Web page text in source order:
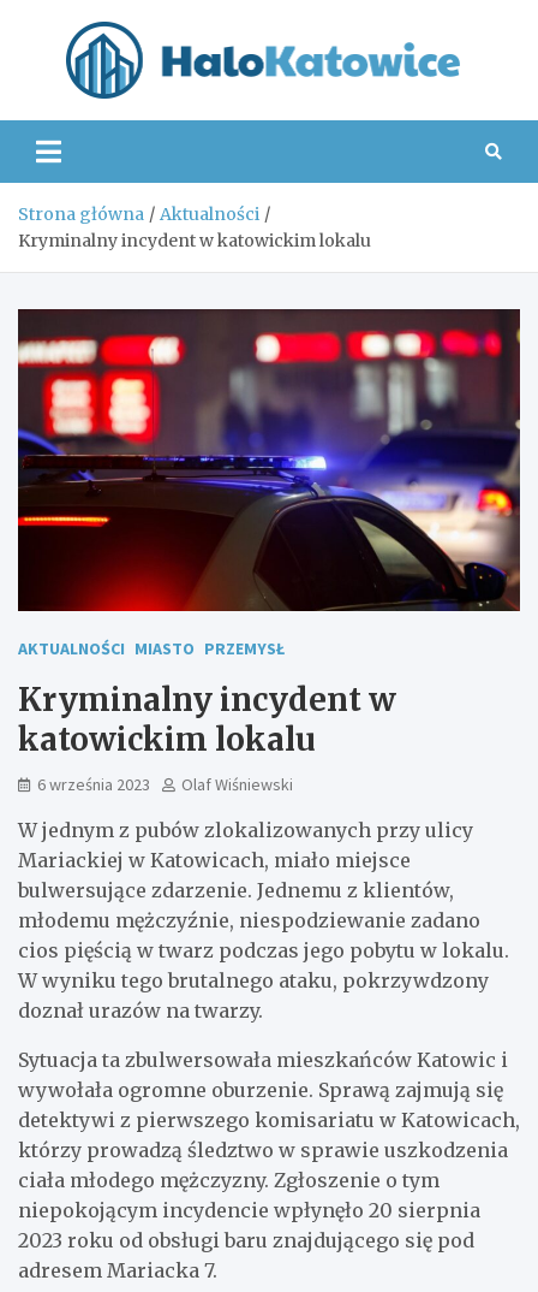
Strona główna
Aktualności
Kryminalny incydent w katowickim lokalu
AKTUALNOŚCI MIASTO PRZEMYSŁ
Kryminalny incydent w
katowickim lokalu
6 września 2023 Olaf Wiśniewski
W jednym z pubów zlokalizowanych przy ulicy
Mariackiej w Katowicach, miało miejsce
bulwersujące zdarzenie. Jednemu z klientów,
młodemu mężczyźnie, niespodziewanie zadano
cios pięścią w twarz podczas jego pobytu w lokalu.
W wyniku tego brutalnego ataku, pokrzywdzony
doznał urazów na twarzy.
Sytuacja ta zbulwersowała mieszkańców Katowic i
wywołała ogromne oburzenie. Sprawą zajmują się
detektywi z pierwszego komisariatu w Katowicach,
którzy prowadzą śledztwo w sprawie uszkodzenia
ciała młodego mężczyzny. Zgłoszenie o tym
niepokojącym incydencie wpłynęło 20 sierpnia
2023 roku od obsługi baru znajdującego się pod
adresem Mariacka 7.